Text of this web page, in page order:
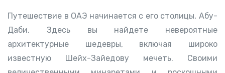
Путешествие в ОАЭ начинается с его столицы, Абу-
Даби. Здесь вы найдете невероятные
архитектурные шедевры, включая широко
известную Шейх-Зайедову мечеть. Своими